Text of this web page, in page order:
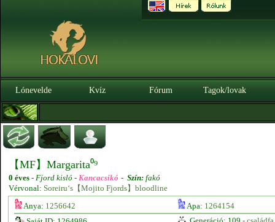
Lónevelde Kvíz Fórum Tagok/lovak
【MF】Margarita⁰⁹
0 éves - Fjord kisló - Kancacsikó - Szín: fakó
Vérvonal: Soreiru‘s【Mojito Fjords】bloodline
Anya: 1256642 Apa: 1264154